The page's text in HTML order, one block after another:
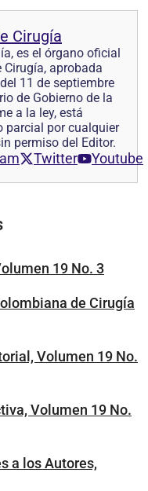
Cirugía
es el órgano oficial
aprobada
11 de septiembre
de Gobierno de la
a la ley, está
parcial por cualquier
permiso del Editor.
Twitter Youtube
19 No. 3
de Cirugía
Volumen 19 No.
Volumen 19 No.
a los Autores,